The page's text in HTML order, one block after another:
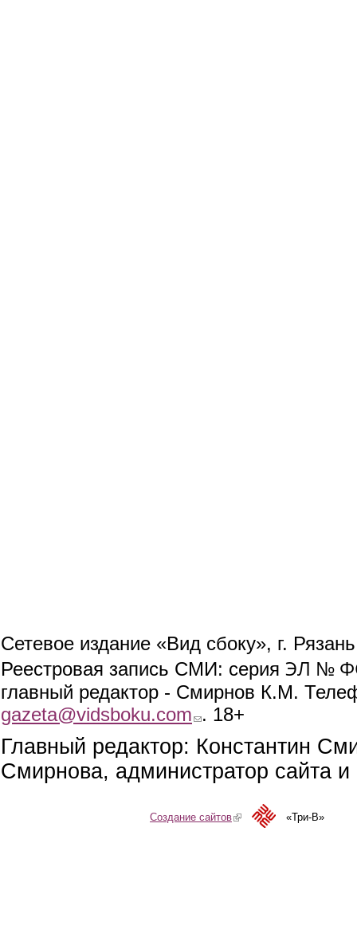
Сетевое издание «Вид сбоку», г.
Реестровая запись СМИ: серия ЭЛ №
главный редактор - Смирнов К.М.
gazeta@vidsboku.com (link sends e-mail)
. 18+
Главный редактор: Константин
Смирнова, администратор сайта
Создание сайтов(link is external)«Три-В»